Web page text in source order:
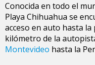
Conocida en todo el
Playa Chihuahua se
acceso en auto hasta
kilómetro de la
Montevideo hasta la